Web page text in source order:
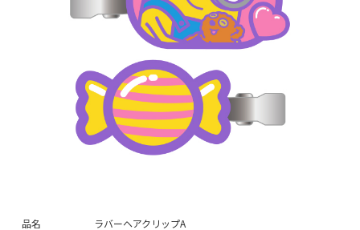
品名 ラバーヘアクリップA